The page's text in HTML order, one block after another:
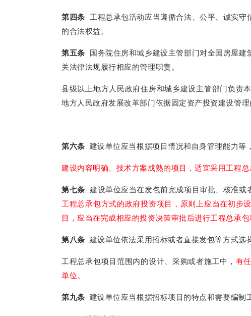
第四条 工程总承包活动应当遵循合法、公平、诚实守
的合法权益。
第五条 国务院住房和城乡建设主管部门对全国房屋建
关法律法规履行相应的管理职责。
县级以上地方人民政府住房和城乡建设主管部门负责
地方人民政府发展改革部门依据固定资产投资建设管
第六条 建设单位应当根据项目情况和自身管理能力等
建设内容明确、技术方案成熟的项目，适宜采用工程总
第七条 建设单位应当在发包前完成项目审批、核准或
工程总承包方式的政府投资项目，原则上应当在初步
目，应当在完成相应的投资决策审批后进行工程总承包
第八条 建设单位依法采用招标或者直接发包等方式选
工程总承包项目范围内的设计、采购或者施工中， 有
单位。
第九条 建设单位应当根据招标项目的特点和需要编制